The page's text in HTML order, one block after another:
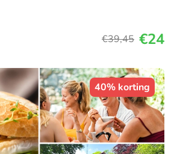
€39,45 €24
40% korting